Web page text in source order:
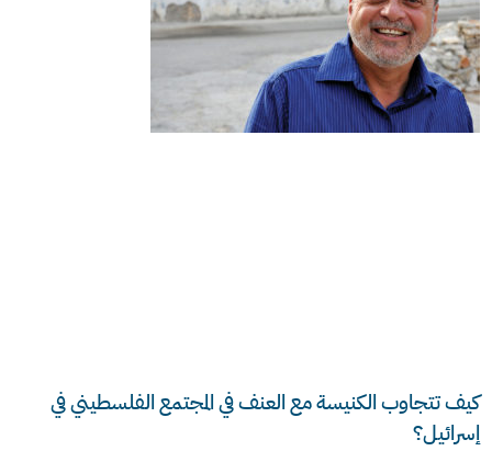
كيف تتجاوب الكنيسة مع العنف في المجتمع الفلسطيني في
إسرائيل؟